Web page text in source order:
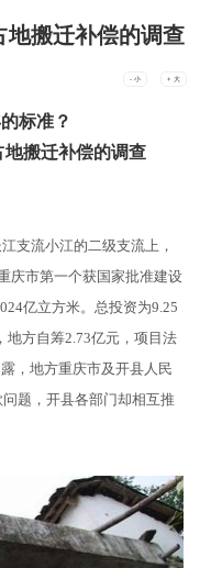
地搬迁补偿的调查
- 小 + 大
标准？
搬迁补偿的调查
支流小江的二级支流上，
庆市第一个获国家批准建设
亿立方米。总投资为9.25
地方自筹2.73亿元，项目法
，地方重庆市及开县人民
题，开县各部门却相互推